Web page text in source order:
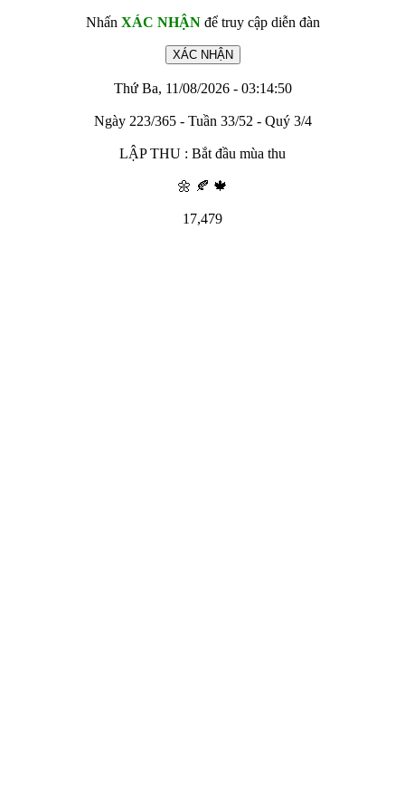
Nhấn XÁC NHẬNđể truy cập diễn đàn
Thứ Ba, 11/08/2026 - 03:14:50
Ngày 223/365 - Tuần 33/52 - Quý 3/4
LẬP THU : Bắt đầu mùa thu
🌼 🍂 🍁
17,479